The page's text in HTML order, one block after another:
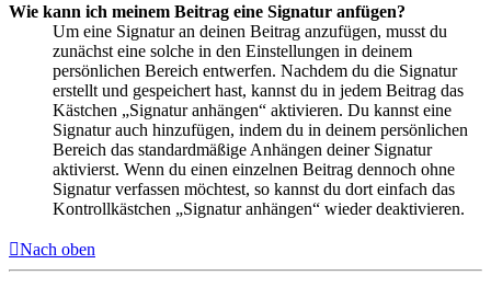
Wie kann ich meinem Beitrag eine Signatur anfügen?
Um eine Signatur an deinen Beitrag anzufügen, musst du
zunächst eine solche in den Einstellungen in deinem
persönlichen Bereich entwerfen. Nachdem du die Signatur
erstellt und gespeichert hast, kannst du in jedem Beitrag das
Kästchen „Signatur anhängen“ aktivieren. Du kannst eine
Signatur auch hinzufügen, indem du in deinem persönlichen
Bereich das standardmäßige Anhängen deiner Signatur
aktivierst. Wenn du einen einzelnen Beitrag dennoch ohne
Signatur verfassen möchtest, so kannst du dort einfach das
Kontrollkästchen „Signatur anhängen“ wieder deaktivieren.
Nach oben